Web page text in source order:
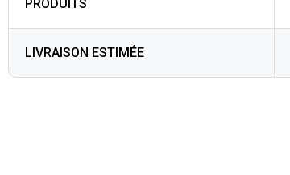
PRODUITS
LIVRAISON ESTIMÉE